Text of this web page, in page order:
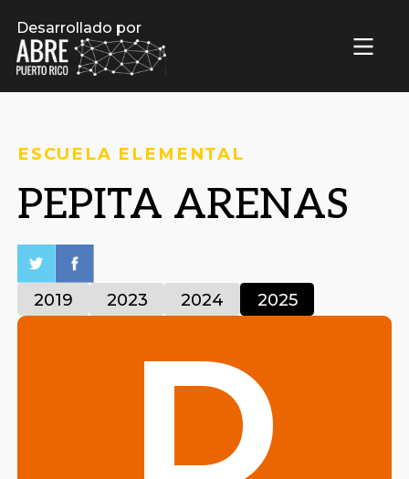
Desarrollado por
ESCUELA ELEMENTAL
PEPITA ARENAS
2019 2023 2024 2025
D